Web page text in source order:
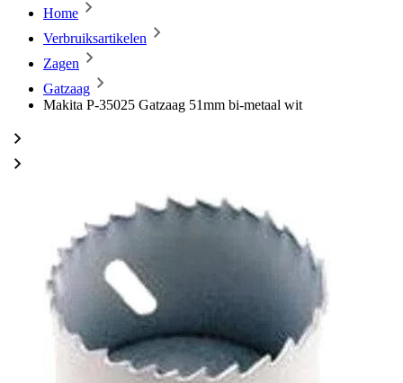
Home
Verbruiksartikelen
Zagen
Gatzaag
Makita P-35025 Gatzaag 51mm bi-metaal wit